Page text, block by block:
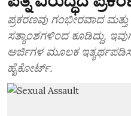
ಪ್ರಕರಣವು ಗಂಭೀರವಾದ
ಸತ್ಯಾಂಶಗಳಿಂದ ಕೂಡಿದ್ದು,
ಅರ್ಜಿಗಳ ಮೂಲಕ
ಹೈಕೋರ್ಟ್‌.